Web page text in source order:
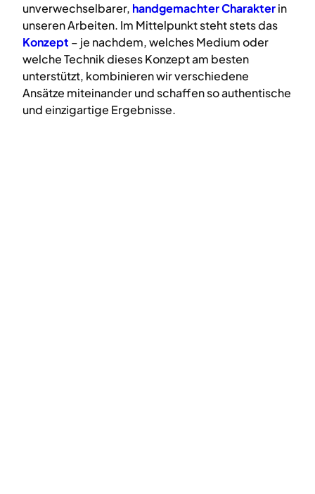
unverwechselbarer, handgemachter Charakterin
unseren Arbeiten. Im Mittelpunkt steht stets das
Konzept – je nachdem, welches Medium oder
welche Technik dieses Konzept am besten
unterstützt, kombinieren wir verschiedene
Ansätze miteinander und schaffen so authentische
und einzigartige Ergebnisse.